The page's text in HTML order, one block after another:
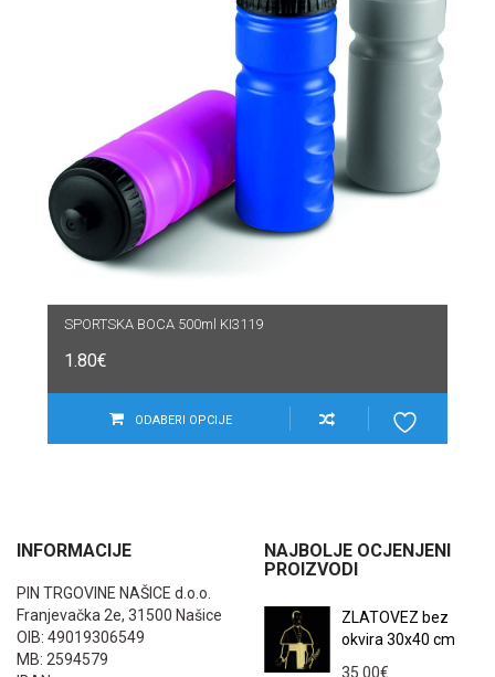
SPORTSKA BOCA 500ml KI3119
1.80€
ODABERI OPCIJE
INFORMACIJE
PIN TRGOVINE NAŠICE d.o.o.
Franjevačka 2e, 31500 Našice
OIB: 49019306549
MB: 2594579
NAJBOLJE OCJENJENI
PROIZVODI
ZLATOVEZ bez
okvira 30x40 cm
35.00€